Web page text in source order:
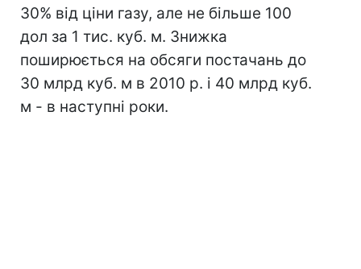
30% від ціни газу, але не більше 100
дол за 1 тис. куб. м. Знижка
поширюється на обсяги постачань до
30 млрд куб. м в 2010 р. і 40 млрд куб.
м - в наступні роки.